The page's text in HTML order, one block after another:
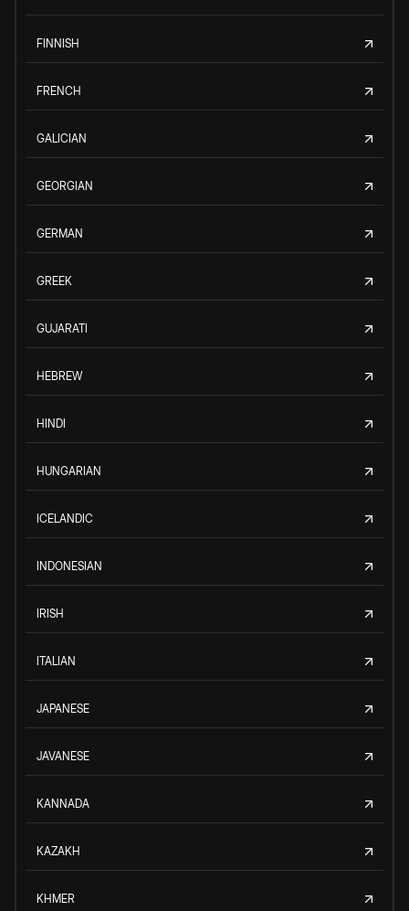
FINNISH
FRENCH
GALICIAN
GEORGIAN
GERMAN
GREEK
GUJARATI
HEBREW
HINDI
HUNGARIAN
ICELANDIC
INDONESIAN
IRISH
ITALIAN
JAPANESE
JAVANESE
KANNADA
KAZAKH
KHMER